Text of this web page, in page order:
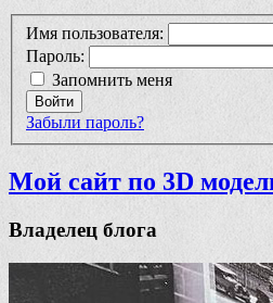
Имя пользователя:
Пароль:
Запомнить меня
Войти
Забыли пароль?
Мой сайт по 3D
Владелец блога